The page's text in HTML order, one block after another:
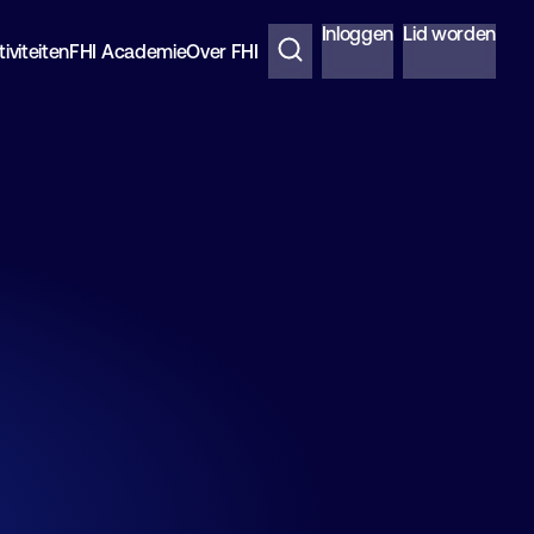
FHI AcademieOver FHI
Inloggen Lid worden